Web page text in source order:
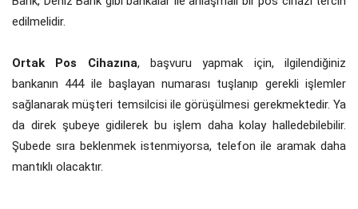
edilmelidir.
Ortak Pos Cihazına, başvuru yapmak için, ilgilendiğiniz
bankanın 444 ile başlayan numarası tuşlanıp gerekli işlemler
sağlanarak müşteri temsilcisi ile görüşülmesi gerekmektedir. Ya
da direk şubeye gidilerek bu işlem daha kolay halledebilebilir.
Şubede sıra beklenmek istenmiyorsa, telefon ile aramak daha
mantıklı olacaktır.